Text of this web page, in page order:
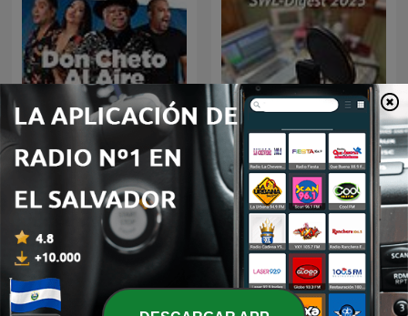
Don Cheto Al Aire SWL Digest 2025